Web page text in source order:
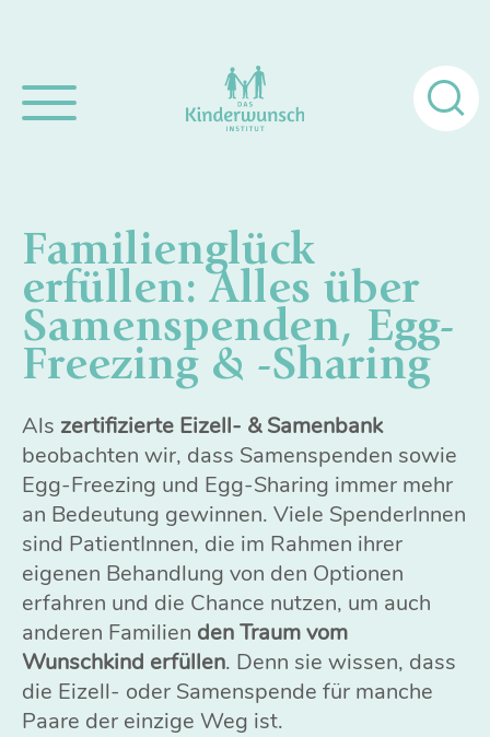
Familienglück
erfüllen: Alles über
Samenspenden, Egg-
Freezing & -Sharing
Als zertifizierte Eizell- & Samenbank
beobachten wir, dass Samenspenden sowie
Egg-Freezing und Egg-Sharing immer mehr
an Bedeutung gewinnen. Viele SpenderInnen
sind PatientInnen, die im Rahmen ihrer
eigenen Behandlung von den Optionen
erfahren und die Chance nutzen, um auch
anderen Familien den Traum vom
Wunschkind erfüllen. Denn sie wissen, dass
die Eizell- oder Samenspende für manche
Paare der einzige Weg ist.